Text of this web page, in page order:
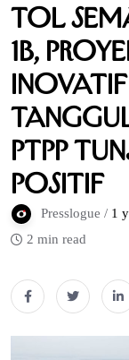
Tol
1B,
Inovatif
PTPP
Positif
Presslogue / 1
2 min read